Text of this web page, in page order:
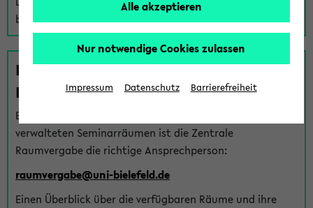
betreffenden Veranstaltung.
Fragen zu im eKVV verwalteten
Räumen
Bei Fragen zur Vergabe von Hörsälen und vom eKVV
verwalteten Seminarräumen ist die Zentrale
Raumvergabe die richtige Ansprechperson:
raumvergabe@uni-bielefeld.de
Einen Überblick über die verfügbaren Räume und ihre
Alle akzeptieren
Nur notwendige Cookies zulassen
Impressum Datenschutz Barrierefreiheit